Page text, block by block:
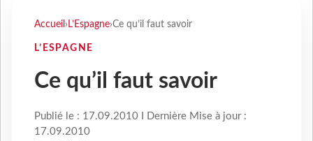
Accueil › L’Espagne›Ce qu’il faut savoir
L’ESPAGNE
Ce qu’il faut savoir
Publié le : 17.09.2010 I Dernière Mise à jour :
17.09.2010